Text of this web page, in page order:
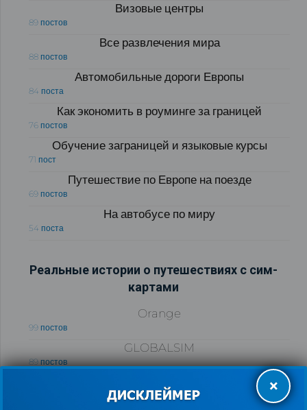
Визовые центры
89 постов
Все развлечения мира
88 постов
Автомобильные дороги Европы
84 поста
Как экономить в роуминге за границей
76 постов
Обучение заграницей и языковые курсы
71 пост
Путешествие по Европе на поезде
69 постов
На автобусе по миру
54 поста
Реальные истории о путешествиях с сим-
картами
Orange
99 постов
GLOBALSIM
89 постов
×